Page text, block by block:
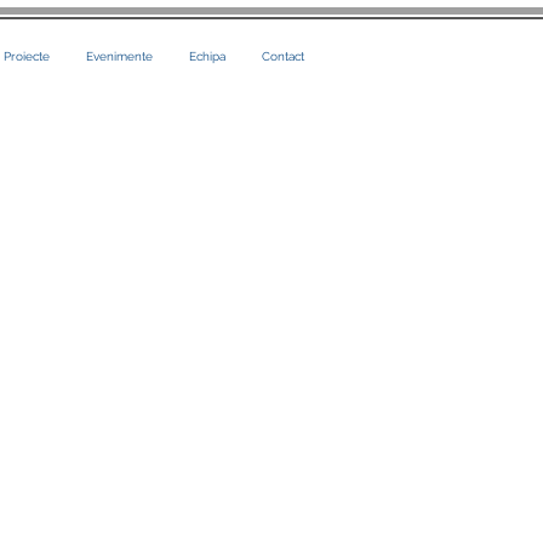
Proiecte Evenimente Echipa Contact